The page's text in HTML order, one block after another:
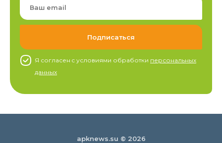
Я согласен c условиями обработки персональных
данных
apknews.su © 2026